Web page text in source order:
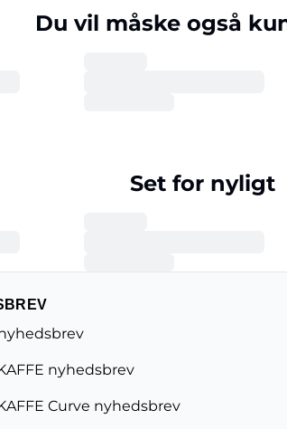
Du vil måske også
Set for nyligt
nyhedsbrev
Curve nyhedsbrev